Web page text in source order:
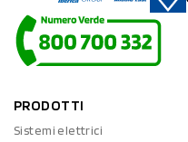
PRODOTTI
Sistemi elettrici